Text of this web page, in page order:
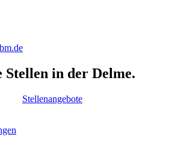
Stellen in der Delme.
Stellenangebote